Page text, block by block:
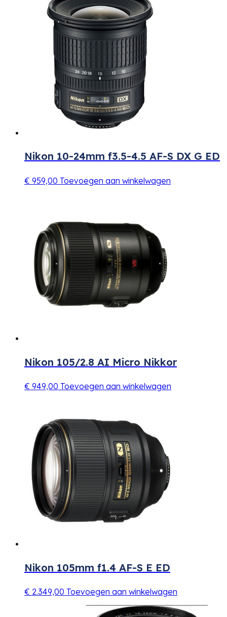
Nikon 10-24mm f3.5-4.5 AF-S DX G ED
€ 959,00 Toevoegen aan winkelwagen
Nikon 105/2.8 AI Micro Nikkor
€ 949,00 Toevoegen aan winkelwagen
Nikon 105mm f1.4 AF-S E ED
€ 2.349,00 Toevoegen aan winkelwagen